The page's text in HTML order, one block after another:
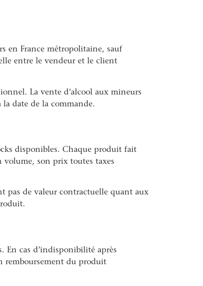
en France métropolitaine, sauf
entre le vendeur et le client
La vente d’alcool aux mineurs
date de la commande.
disponibles. Chaque produit fait
volume, son prix toutes taxes
pas de valeur contractuelle quant aux
En cas d’indisponibilité après
remboursement du produit